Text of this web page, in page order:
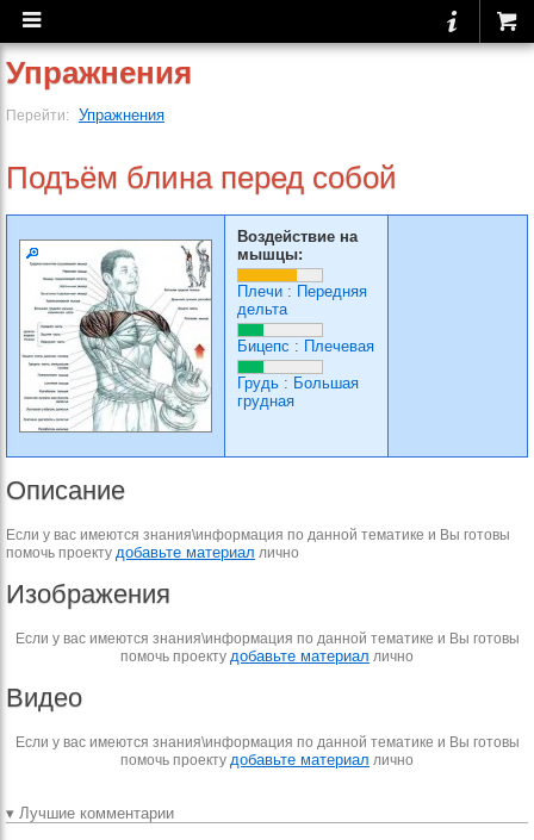
Упражнения
Перейти: Упражнения
Подъём блина перед собой
Воздействие на
мышцы:
Плечи : Передняя
дельта
Бицепс : Плечевая
Грудь : Большая
грудная
Описание
Если у вас имеются знания\информация по данной тематике и Вы готовы
помочь проекту добавьте материал лично
Изображения
Если у вас имеются знания\информация по данной тематике и Вы готовы
помочь проекту добавьте материал лично
Видео
Если у вас имеются знания\информация по данной тематике и Вы готовы
помочь проекту добавьте материал лично
▾ Лучшие комментарии